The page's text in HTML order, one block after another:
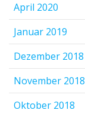
April 2020
Januar 2019
Dezember 2018
November 2018
Oktober 2018